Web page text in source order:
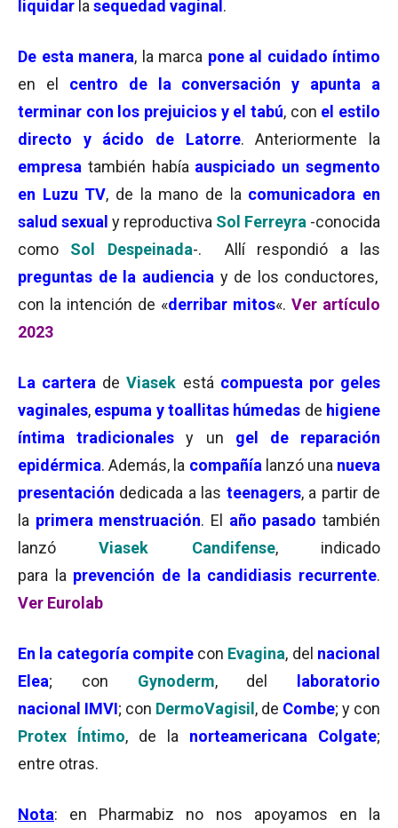
liquidar la sequedad vaginal .
De esta manera, la marca pone al cuidado íntimo
en el centro de la conversación y apunta a
terminar con los prejuicios y el tabú, con el estilo
directo y ácido de Latorre. Anteriormente la
empresa también había auspiciado un segmento
en Luzu TV, de la mano de la comunicadora en
salud sexual y reproductiva Sol Ferreyra -conocida
como Sol Despeinada-. Allí respondió a las
preguntas de la audiencia y de los conductores,
con la intención de «derribar mitos«. Ver artículo
2023
La cartera deViasek está compuesta por geles
vaginales, espuma y toallitas húmedas de higiene
íntima tradicionales
y un
gel de reparación
epidérmica. Además, la compañía lanzó una nueva
presentación dedicada a las teenagers, a partir de
la primera menstruación. El año pasado también
lanzóViasek Candifense, indicado
para la prevención de la candidiasis recurrente.
Ver Eurolab
En la categoría compitecon Evagina, del nacional
Elea; con Gynoderm, del
laboratorio
nacional IMVI; con DermoVagisil , de Combe; y con
Protex Íntimo, de la norteamericana Colgate;
entre otras.
Nota: en Pharmabiz no nos apoyamos en la